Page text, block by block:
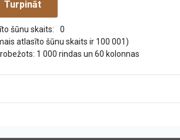
šūnu skaits:
0
atlasīto šūnu skaits ir 100 001)
1 000 rindas un 60 kolonnas